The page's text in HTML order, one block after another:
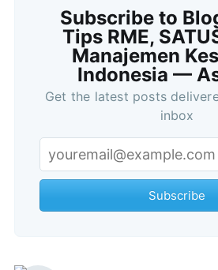
Subscribe to
Tips RME,
Manajemen
Indonesia —
Get the latest posts
inbox
Subscribe